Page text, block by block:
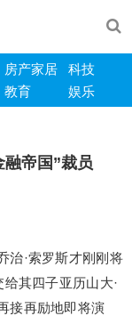
房产家居
科技
教育 娱乐
帝国”裁员
治·索罗斯才刚刚将
其四子亚历山大·
接再励地即将演